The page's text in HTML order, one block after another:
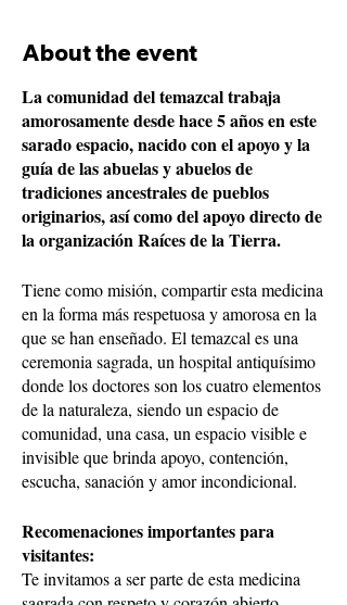
About the event
La comunidad del temazcal trabaja
amorosamente desde hace 5 años en este
sarado espacio, nacido con el apoyo y la
guía de las abuelas y abuelos de
tradiciones ancestrales de pueblos
originarios, así como del apoyo directo de
la organización Raíces de la Tierra.
Tiene como misión, compartir esta medicina
en la forma más respetuosa y amorosa en la
que se han enseñado. El temazcal es una
ceremonia sagrada, un hospital antiquísimo
donde los doctores son los cuatro elementos
de la naturaleza, siendo un espacio de
comunidad, una casa, un espacio visible e
invisible que brinda apoyo, contención,
escucha, sanación y amor incondicional.
Recomenaciones importantes para
visitantes:
Te invitamos a ser parte de esta medicina